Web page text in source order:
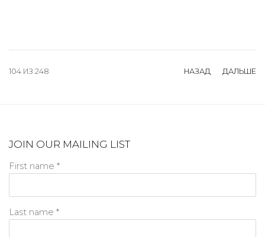
НАЗАД ДАЛЬШЕ
104 ИЗ 248
JOIN OUR MAILING LIST
First name *
Last name *